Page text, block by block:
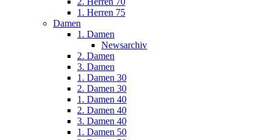
1. Herren 75
Damen
1. Damen
Newsarchiv
2. Damen
3. Damen
1. Damen 30
2. Damen 30
1. Damen 40
2. Damen 40
3. Damen 40
1. Damen 50